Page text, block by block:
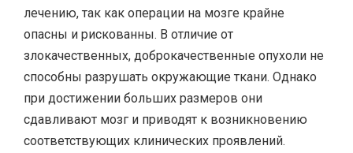
лечению, так как операции на мозге крайне
опасны и рискованны. В отличие от
злокачественных, доброкачественные опухоли не
способны разрушать окружающие ткани. Однако
при достижении больших размеров они
сдавливают мозг и приводят к возникновению
соответствующих клинических проявлений.